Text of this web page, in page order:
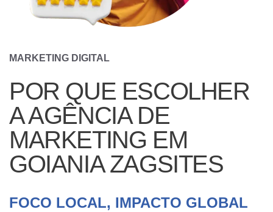
MARKETING DIGITAL
POR QUE ESCOLHER
A AGÊNCIA DE
MARKETING EM
GOIANIA ZAGSITES
FOCO LOCAL, IMPACTO GLOBAL